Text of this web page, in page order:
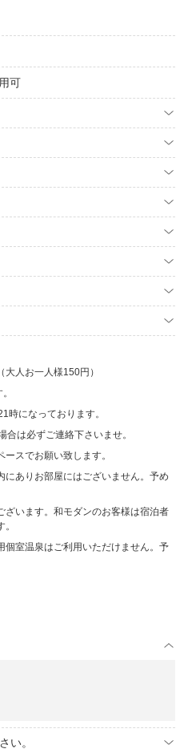
可
人お一人様150円）
時になっております。
は必ずご連絡下さいませ。
スでお願い致します。
ありお部屋にはございません。予め
ざいます。和モダンのお客様は宿泊者
個室温泉はご利用いただけません。予
い。